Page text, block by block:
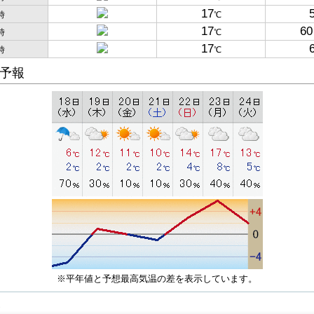
17℃
17℃ 60
17℃
報
※平年値と予想最高気温の差を表示しています。